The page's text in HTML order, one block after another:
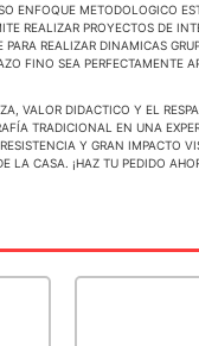
ENFOQUE METODOLOGICO
REALIZAR PROYECTOS DE
PARA REALIZAR DINAMICAS
FINO SEA PERFECTAMENTE
VALOR DIDACTICO Y EL
TRADICIONAL EN UNA
Y GRAN IMPACTO
LA CASA. ¡HAZ TU PEDIDO